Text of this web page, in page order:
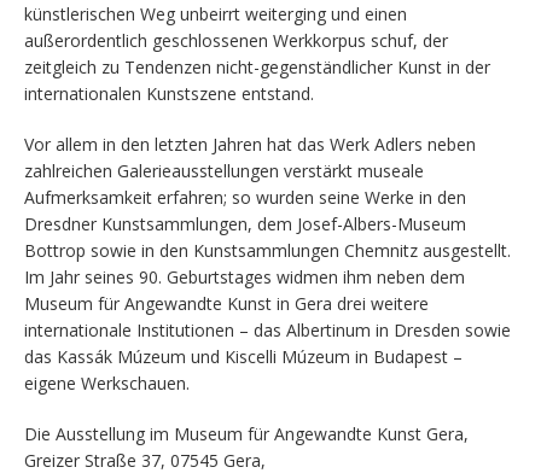
künstlerischen Weg unbeirrt weiterging und einen
außerordentlich geschlossenen Werkkorpus schuf, der
zeitgleich zu Tendenzen nicht-gegenständlicher Kunst in der
internationalen Kunstszene entstand.
Vor allem in den letzten Jahren hat das Werk Adlers neben
zahlreichen Galerieausstellungen verstärkt museale
Aufmerksamkeit erfahren; so wurden seine Werke in den
Dresdner Kunstsammlungen, dem Josef-Albers-Museum
Bottrop sowie in den Kunstsammlungen Chemnitz ausgestellt.
Im Jahr seines 90. Geburtstages widmen ihm neben dem
Museum für Angewandte Kunst in Gera drei weitere
internationale Institutionen – das Albertinum in Dresden sowie
das Kassák Múzeum und Kiscelli Múzeum in Budapest –
eigene Werkschauen.
Die Ausstellung im Museum für Angewandte Kunst Gera,
Greizer Straße 37, 07545 Gera,